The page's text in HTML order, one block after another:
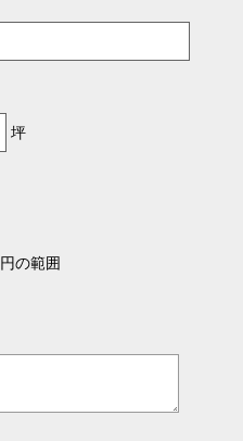
坪
円の範囲